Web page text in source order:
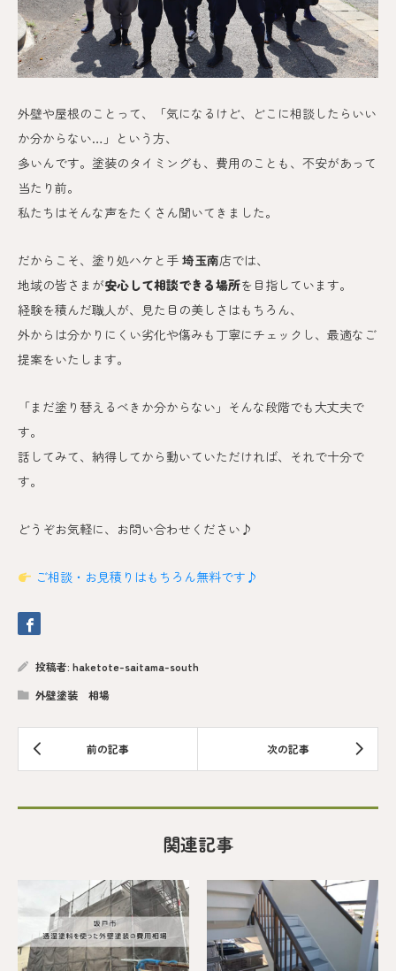
外壁や屋根のことって、「気になるけど、どこに相談したらいい
か分からない…」という方、
多いんです。 塗装のタイミングも、費用のことも、不安があって
当たり前。
私たちはそんな声をたくさん聞いてきました。
だからこそ、塗り処ハケと手 埼玉南店では、
地域の皆さまが安心して相談できる場所を目指しています。
経験を積んだ職人が、見た目の美しさはもちろん、
外からは分かりにくい劣化や傷みも丁寧にチェックし、最適なご
提案をいたします。
「まだ塗り替えるべきか分からない」そんな段階でも大丈夫で
す。
話してみて、納得してから動いていただければ、それで十分で
す。
どうぞお気軽に、お問い合わせください♪
ご相談・お見積りはもちろん無料です♪
投稿者: haketote-saitama-south
外壁塗装 相場
関連記事